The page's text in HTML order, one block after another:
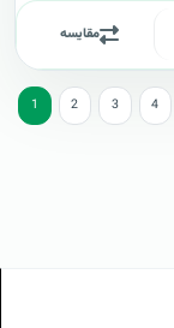
مقایسه
1 2 3 4